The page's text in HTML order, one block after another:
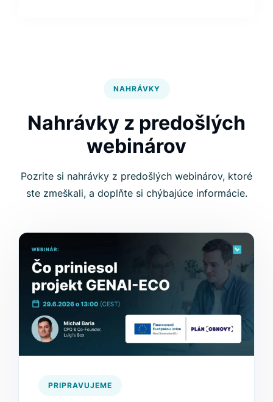
NAHRÁVKY
Nahrávky z predošlých
webinárov
Pozrite si nahrávky z predošlých webinárov, ktoré
ste zmeškali, a doplňte si chýbajúce informácie.
PRIPRAVUJEME